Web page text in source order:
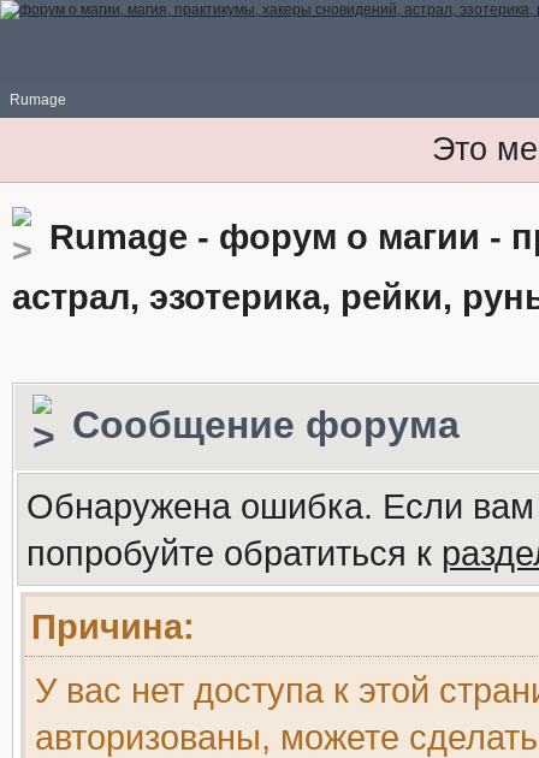
Rumage
Это
Rumage - форум о магии -
астрал, эзотерика, рейки,
Сообщение форума
Обнаружена ошибка. Если
попробуйте обратиться к
Причина:
У вас нет доступа к этой
авторизованы, можете